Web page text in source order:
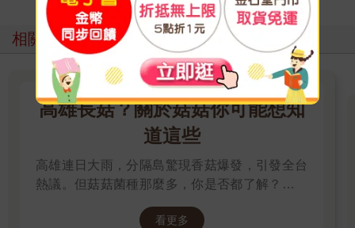
相關主題
高雄長菇？關於菇菇你可能想知
道這些
高雄連日大雨，分隔島驚現香菇爆發，引發全台
熱議。但菇菇菌種那麼多，你是否都了解？邀請
看更多